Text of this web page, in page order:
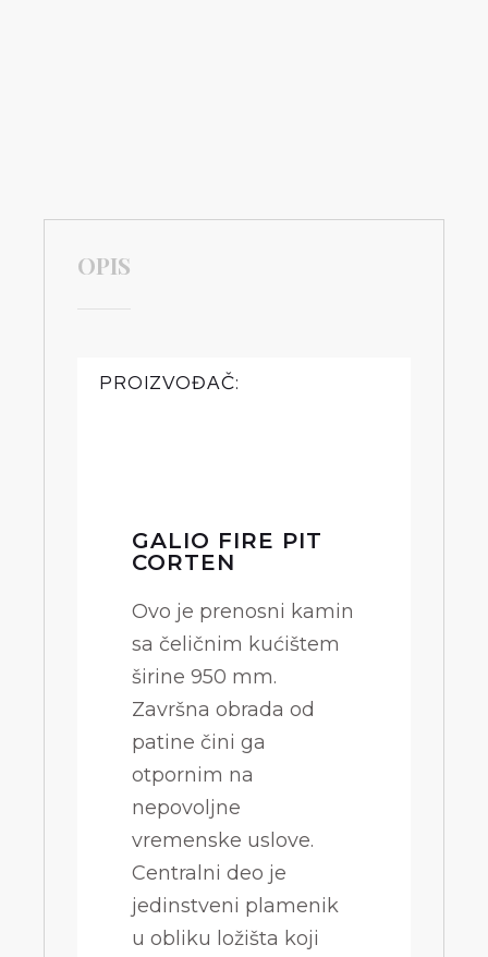
OPIS
PROIZVOĐAČ:
GALIO FIRE PIT
CORTEN
Ovo je prenosni kamin
sa čeličnim kućištem
širine 950 mm.
Završna obrada od
patine čini ga
otpornim na
nepovoljne
vremenske uslove.
Centralni deo je
jedinstveni plamenik
u obliku ložišta koji